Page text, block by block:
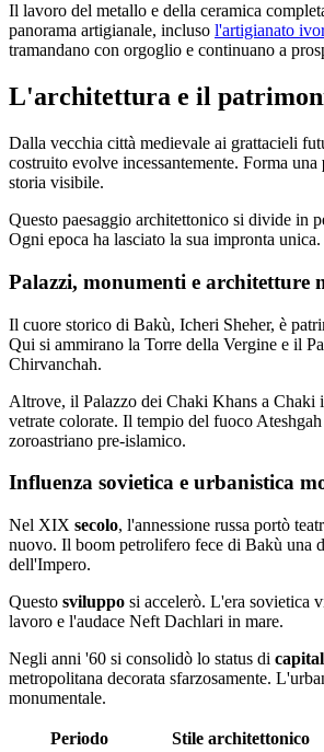
Il lavoro del metallo e della ceramica
panorama artigianale, incluso l'artigianato
tramandano con orgoglio e continuano a
L'architettura e il
Dalla vecchia città medievale ai grattacieli
costruito evolve incessantemente. Forma una
storia visibile.
Questo paesaggio architettonico si divide in
Ogni epoca ha lasciato la sua impronta unica.
Palazzi, monumenti e architetture
Il cuore storico di Bakù, Icheri Sheher, è
Qui si ammirano la Torre della Vergine e il
Chirvanchah.
Altrove, il Palazzo dei Chaki Khans a Chaki
vetrate colorate. Il tempio del fuoco
zoroastriano pre-islamico.
Influenza sovietica e urbanistica
Nel XIX secolo, l'annessione russa portò
nuovo. Il boom petrolifero fece di Bakù una
dell'Impero.
Questo sviluppo si accelerò. L'era sovietica
lavoro e l'audace Neft Dachlari in mare.
Negli anni '60 si consolidò lo status di
metropolitana decorata sfarzosamente.
monumentale.
Periodo Stile architettonico